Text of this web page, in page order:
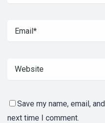
Save my name, email,
next time I comment.